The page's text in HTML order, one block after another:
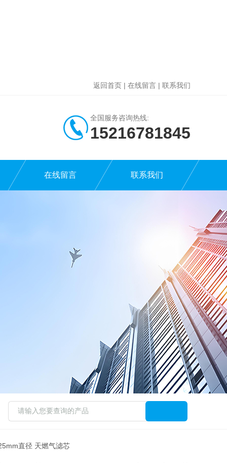
返回首页 | 在线留言 | 联系我们
全国服务咨询热线:
15216781845
在线留言 联系我们
直径 天燃气滤芯